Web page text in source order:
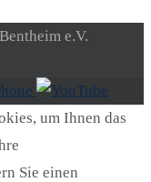
e.V.
um Ihnen das
Sie einen